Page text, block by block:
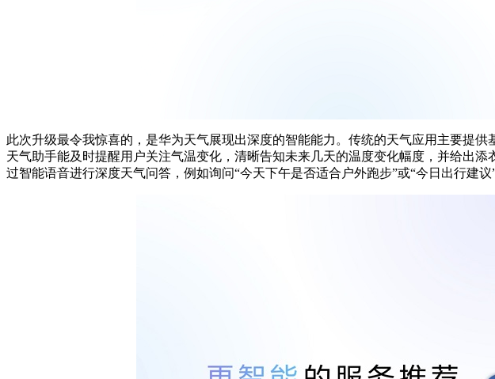
此次升级最令我惊喜的，是华为天气展现出深度的智能能力。传统的天气应用主要提
天气助手能及时提醒用户关注气温变化，清晰告知未来几天的温度变化幅度，并给出
过智能语音进行深度天气问答，例如询问“今天下午是否适合户外跑步”或“今日出行建